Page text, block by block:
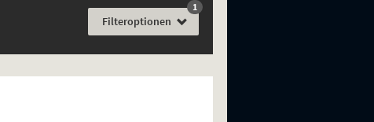
Filteroptionen
1 Film